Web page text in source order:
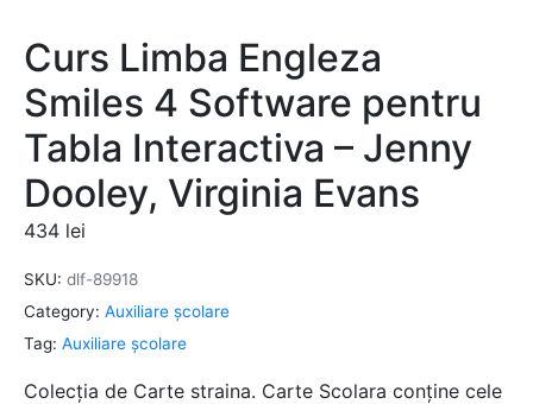
Curs Limba Engleza
Smiles 4 Software pentru
Tabla Interactiva – Jenny
Dooley, Virginia Evans
434 lei
SKU: dlf-89918
Category: Auxiliare şcolare
Tag: Auxiliare şcolare
Colecția de Carte straina. Carte Scolara conține cele